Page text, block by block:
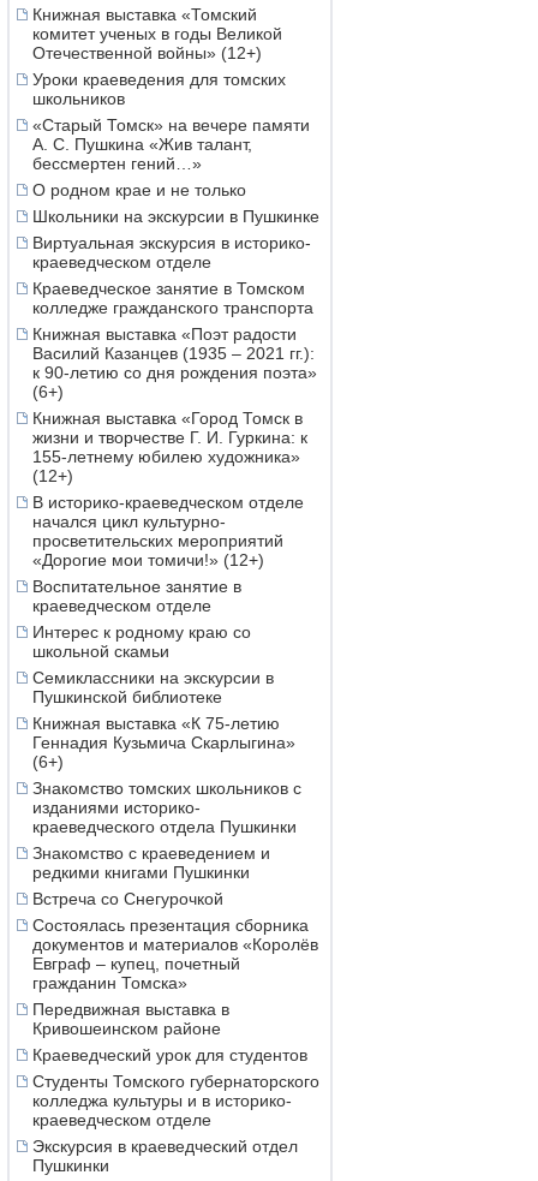
Книжная выставка «Томский
комитет ученых в годы Великой
Отечественной войны» (12+)
Уроки краеведения для томских
школьников
«Старый Томск» на вечере памяти
А. С. Пушкина «Жив талант,
бессмертен гений…»
О родном крае и не только
Школьники на экскурсии в Пушкинке
Виртуальная экскурсия в историко-
краеведческом отделе
Краеведческое занятие в Томском
колледже гражданского транспорта
Книжная выставка «Поэт радости
Василий Казанцев (1935 – 2021 гг.):
к 90-летию со дня рождения поэта»
(6+)
Книжная выставка «Город Томск в
жизни и творчестве Г. И. Гуркина: к
155-летнему юбилею художника»
(12+)
В историко-краеведческом отделе
начался цикл культурно-
просветительских мероприятий
«Дорогие мои томичи!» (12+)
Воспитательное занятие в
краеведческом отделе
Интерес к родному краю со
школьной скамьи
Семиклассники на экскурсии в
Пушкинской библиотеке
Книжная выставка «К 75-летию
Геннадия Кузьмича Скарлыгина»
(6+)
Знакомство томских школьников с
изданиями историко-
краеведческого отдела Пушкинки
Знакомство с краеведением и
редкими книгами Пушкинки
Встреча со Снегурочкой
Состоялась презентация сборника
документов и материалов «Королёв
Евграф – купец, почетный
гражданин Томска»
Передвижная выставка в
Кривошеинском районе
Краеведческий урок для студентов
Студенты Томского губернаторского
колледжа культуры и в историко-
краеведческом отделе
Экскурсия в краеведческий отдел
Пушкинки